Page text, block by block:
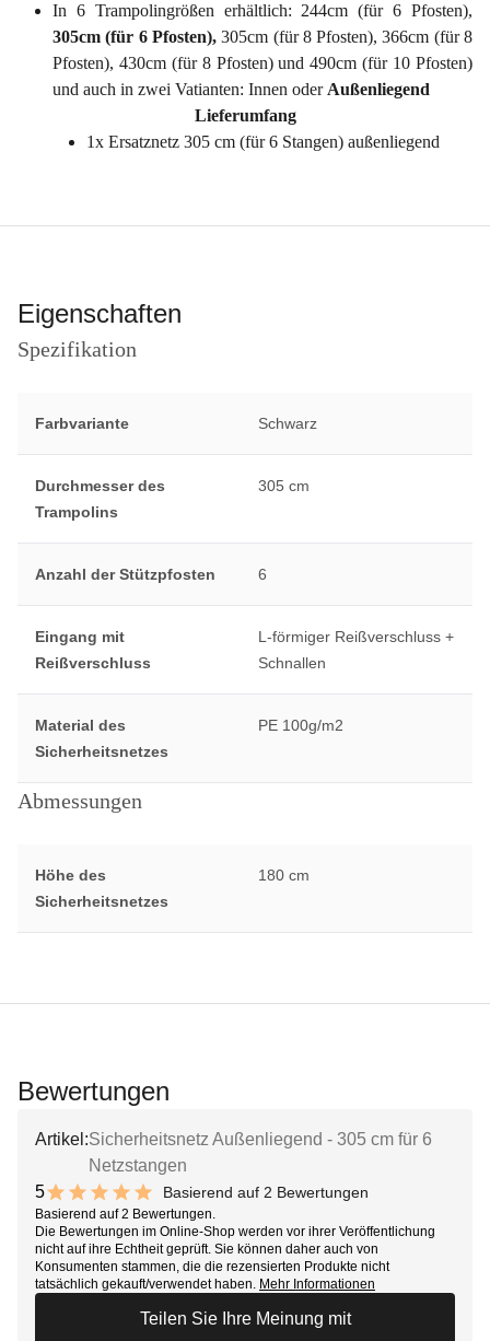
In 6 Trampolingrößen erhältlich: 244cm (für 6 Pfosten),
305cm (für 6 Pfosten),305cm (für 8 Pfosten), 366cm (für 8
Pfosten), 430cm (für 8 Pfosten) und 490cm (für 10 Pfosten)
und auch in zwei Vatianten: Innen oder Außenliegend
Lieferumfang
1x Ersatznetz 305 cm (für 6 Stangen) außenliegend
Eigenschaften
Spezifikation
Farbvariante Schwarz
Durchmesser des
Trampolins
305 cm
Anzahl der Stützpfosten 6
Eingang mit
Reißverschluss
L-förmiger Reißverschluss +
Schnallen
Material des
Sicherheitsnetzes
PE 100g/m2
Abmessungen
Höhe des
Sicherheitsnetzes
180 cm
Bewertungen
Artikel:Sicherheitsnetz Außenliegend - 305 cm für 6
Netzstangen
5
10 out of 10 stars
Basierend auf 2 Bewertungen
Basierend auf 2 Bewertungen.
Die Bewertungen im Online-Shop werden vor ihrer Veröffentlichung
nicht auf ihre Echtheit geprüft. Sie können daher auch von
Konsumenten stammen, die die rezensierten Produkte nicht
tatsächlich gekauft/verwendet haben. Mehr Informationen
Teilen Sie Ihre Meinung mit